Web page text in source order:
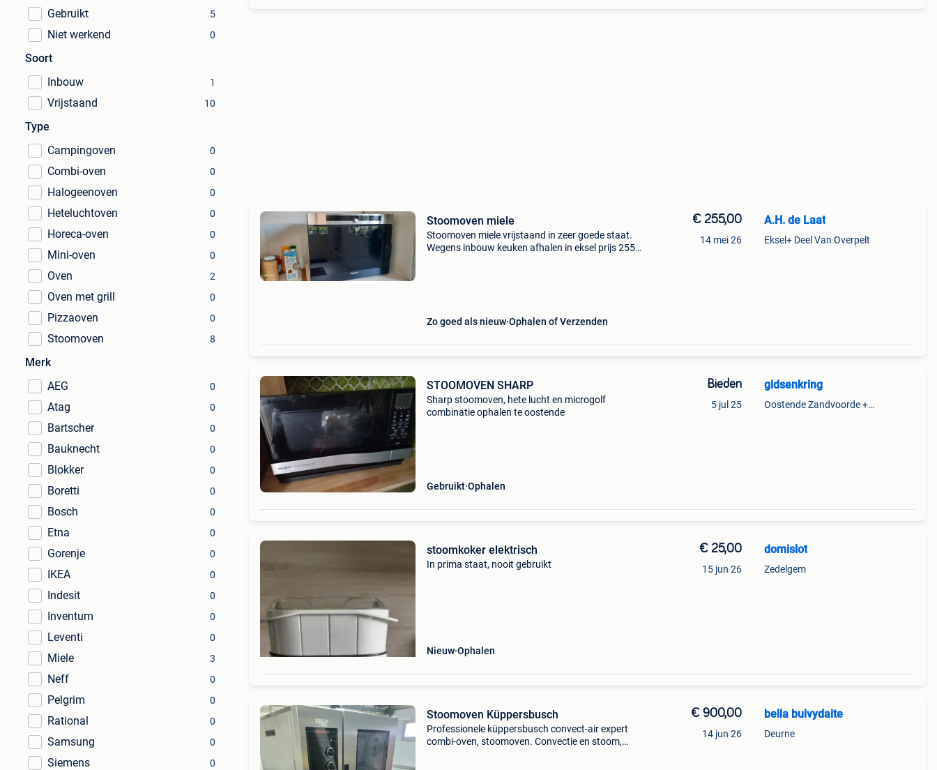
Gebruikt 5
Niet werkend 0
Soort
Inbouw
1
Vrijstaand 10
Type
Campingoven
0
Combi-oven 0
Halogeenoven 0
Heteluchtoven 0
Horeca-oven 0
Mini-oven 0
Oven 2
Oven met grill 0
Pizzaoven 0
Stoomoven 8
Merk
AEG
0
Atag 0
Bartscher 0
Bauknecht 0
Blokker 0
Boretti 0
Bosch 0
Etna 0
Gorenje 0
IKEA 0
Indesit 0
Inventum 0
Leventi 0
Miele 3
Neff 0
Pelgrim 0
Rational 0
Samsung 0
Siemens 0
Stoomoven miele
Stoomoven miele vrijstaand in zeer goede staat.
Wegens inbouw keuken afhalen in eksel prijs 255
Zo goed als nieuw Ophalen of Verzenden
€ 255,00
14 mei 26
A.H. de Laat
Eksel+ Deel Van Overpelt
STOOMOVEN SHARP
Sharp stoomoven, hete lucht en microgolf
combinatie ophalen te oostende
Gebruikt Ophalen
Bieden
5 jul 25
gidsenkring
Oostende Zandvoorde +Oostende
stoomkoker elektrisch
In prima staat, nooit gebruikt
Nieuw Ophalen
€ 25,00
15 jun 26
domislot
Zedelgem
Stoomoven Küppersbusch
Professionele küppersbusch convect-air expert
combi-oven, stoomoven. Convectie en stoom,
€ 900,00
14 jun 26
bella buivydaite
Deurne